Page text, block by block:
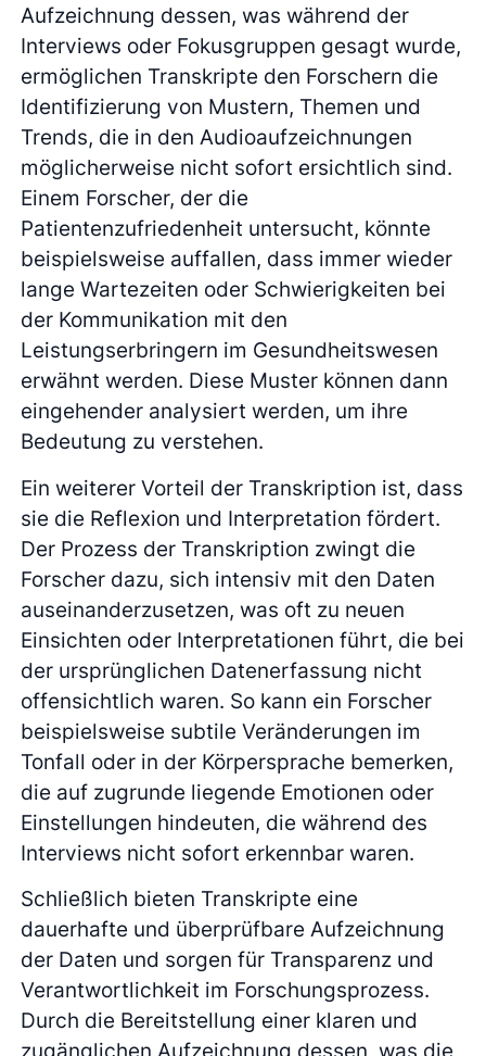
Aufzeichnung dessen, was während der
Interviews oder Fokusgruppen gesagt wurde,
ermöglichen Transkripte den Forschern die
Identifizierung von Mustern, Themen und
Trends, die in den Audioaufzeichnungen
möglicherweise nicht sofort ersichtlich sind.
Einem Forscher, der die
Patientenzufriedenheit untersucht, könnte
beispielsweise auffallen, dass immer wieder
lange Wartezeiten oder Schwierigkeiten bei
der Kommunikation mit den
Leistungserbringern im Gesundheitswesen
erwähnt werden. Diese Muster können dann
eingehender analysiert werden, um ihre
Bedeutung zu verstehen.
Ein weiterer Vorteil der Transkription ist, dass
sie die Reflexion und Interpretation fördert.
Der Prozess der Transkription zwingt die
Forscher dazu, sich intensiv mit den Daten
auseinanderzusetzen, was oft zu neuen
Einsichten oder Interpretationen führt, die bei
der ursprünglichen Datenerfassung nicht
offensichtlich waren. So kann ein Forscher
beispielsweise subtile Veränderungen im
Tonfall oder in der Körpersprache bemerken,
die auf zugrunde liegende Emotionen oder
Einstellungen hindeuten, die während des
Interviews nicht sofort erkennbar waren.
Schließlich bieten Transkripte eine
dauerhafte und überprüfbare Aufzeichnung
der Daten und sorgen für Transparenz und
Verantwortlichkeit im Forschungsprozess.
Durch die Bereitstellung einer klaren und
zugänglichen Aufzeichnung dessen, was die